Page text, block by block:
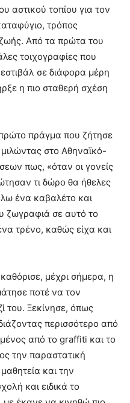
αστικού τοπίου για τον
τρόπος
Από τα πρώτα του
τοιχογραφίες που
σε διάφορα μέρη
η πιο σταθερή σχέση
πράγμα που ζήτησε
μιλώντας στο Αθηναϊκό-
πως, «όταν οι γονείς
τι δώρο θα ήθελες
ένα καβαλέτο και
ζωγραφιά σε αυτό το
τρένο, καθώς είχα και
μέχρι σήμερα, η
ποτέ να τον
του. Ξεκίνησε, όπως
περισσότερο από
από το graffiti και το
την παραστατική
και την
και ειδικά το